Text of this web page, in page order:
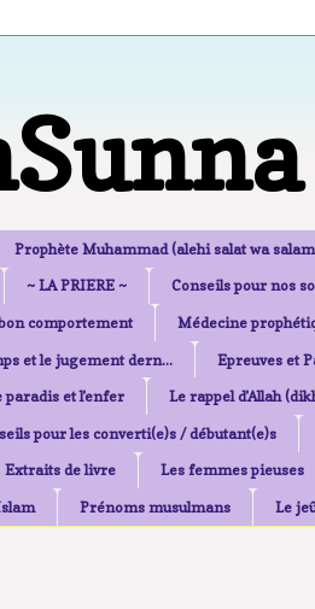
Prophète Muhammad (alehi salat wa
~ LA PRIERE ~ Conseils pour nos
comportement Médecine
et le jugement dern... Epreuves et
paradis et l'enfer Le rappel d'Allah
pour les converti(e)s / débutant(e)s
Extraits de livre Les femmes pieuses
Prénoms musulmans Le